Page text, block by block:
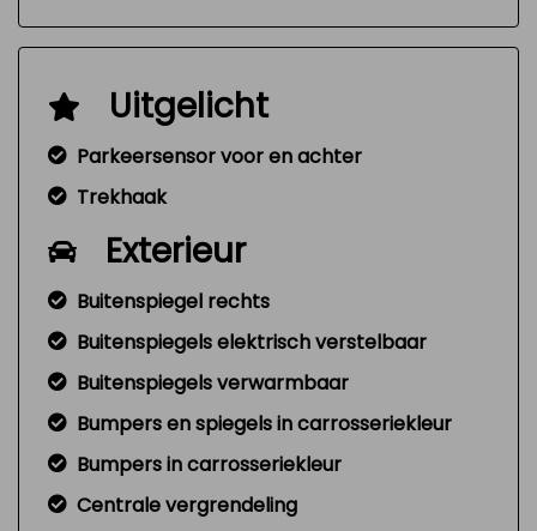
Uitgelicht
Parkeersensor voor en achter
Trekhaak
Exterieur
Buitenspiegel rechts
Buitenspiegels elektrisch verstelbaar
Buitenspiegels verwarmbaar
Bumpers en spiegels in carrosseriekleur
Bumpers in carrosseriekleur
Centrale vergrendeling